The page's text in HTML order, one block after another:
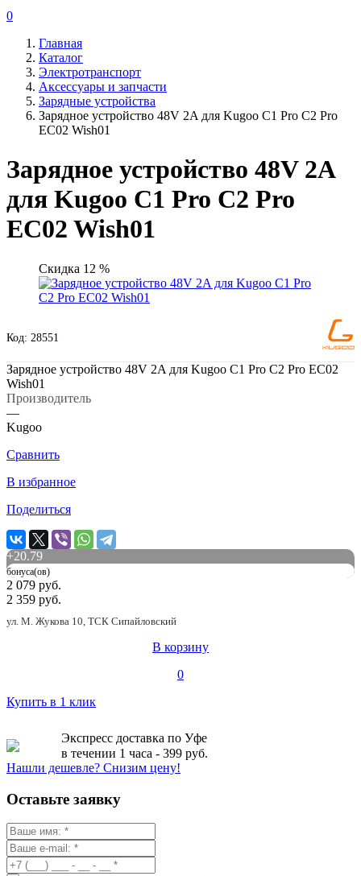
0
Главная
Каталог
Электротранспорт
Аксессуары и запчасти
Зарядные устройства
Зарядное устройство 48V 2A для Kugoo C1 Pro C2 Pro
EC02 Wish01
Зарядное устройство 48V 2A
для Kugoo C1 Pro C2 Pro
EC02 Wish01
Скидка 12 %
Код: 28551
Зарядное устройство 48V 2A для Kugoo C1 Pro C2 Pro EC02
Wish01
Производитель
—
Kugoo
Сравнить
В избранное
Поделиться
+20.79
бонуса(ов)
2 079 руб.
2 359 руб.
ул. М. Жукова 10, ТСК Сипайловский
В корзину
0
Купить в 1 клик
Экспресс доставка по Уфе
в течении 1 часа - 399 руб.
Нашли дешевле? Снизим цену!
Оставьте заявку